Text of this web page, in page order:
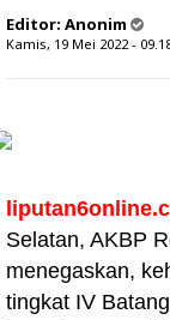
Editor: Anonim
Kamis, 19 Mei 2022 -
Selatan, AKBP
menegaskan,
tingkat IV